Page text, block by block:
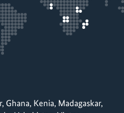
Ghana, Kenia, Madagaskar,